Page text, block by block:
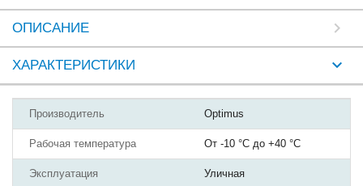
ОПИСАНИЕ
ХАРАКТЕРИСТИКИ
Производитель Optimus
Рабочая температура От -10 °С до +40 °С
Эксплуатация Уличная